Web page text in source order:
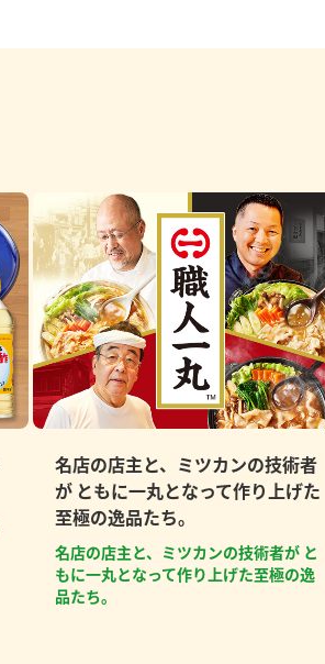
名店の店主と、ミツカンの技術者
が ともに一丸となって作り上げた
至極の逸品たち。
名店の店主と、ミツカンの技術者が と
もに一丸となって作り上げた至極の逸
品たち。